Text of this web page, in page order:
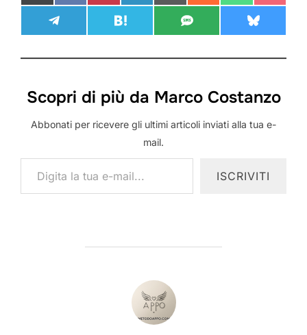
SHARE ON SHARE ON
HATENA SHARE ON
SMS SHARE ON
BLUESKY
Scopri di più da Marco Costanzo
Abbonati per ricevere gli ultimi articoli inviati alla tua e-
mail.
Digita la tua e-mail...
ISCRIVITI
AUTORE DELL'ARTICOLO